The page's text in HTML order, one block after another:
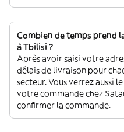
Combien de temps prend
à Tbilisi ?
Après avoir saisi votre
délais de livraison pour
secteur. Vous verrez aussi
votre commande chez
confirmer la commande.